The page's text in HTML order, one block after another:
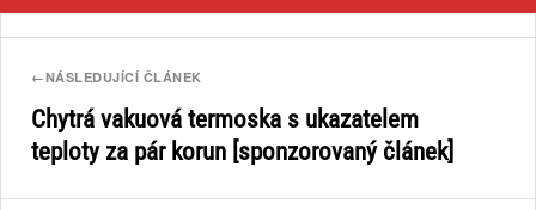
←NÁSLEDUJÍCÍ ČLÁNEK
Chytrá vakuová termoska s ukazatelem
teploty za pár korun [sponzorovaný článek]